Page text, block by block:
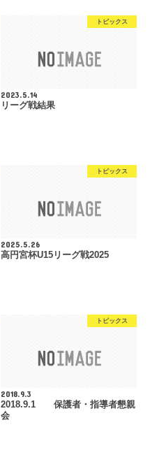
トピックス
2023.5.14
リーグ戦結果
トピックス
2025.5.26
高円宮杯U15リーグ戦2025
トピックス
2018.9.3
2018.9.1 保護者・指導者懇親
会